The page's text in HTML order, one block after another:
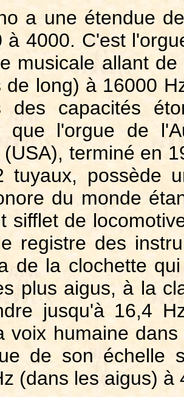
a une étendue
à 4000. C'est
musicale allant
de long) à 16000
des capacités
que l'orgue de
terminé en
tuyaux, possède
du monde
sifflet de
registre des
de la clochette
plus aigus, à la
jusqu'à 16,4
voix humaine
de son échelle
(dans les aigus)